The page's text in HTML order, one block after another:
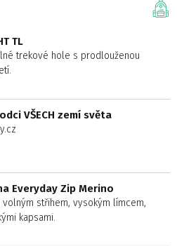
TL
trekové hole s prodlouženou
VŠECH zemí světa
Everyday Zip Merino
volným střihem, vysokým límcem,
kapsami.